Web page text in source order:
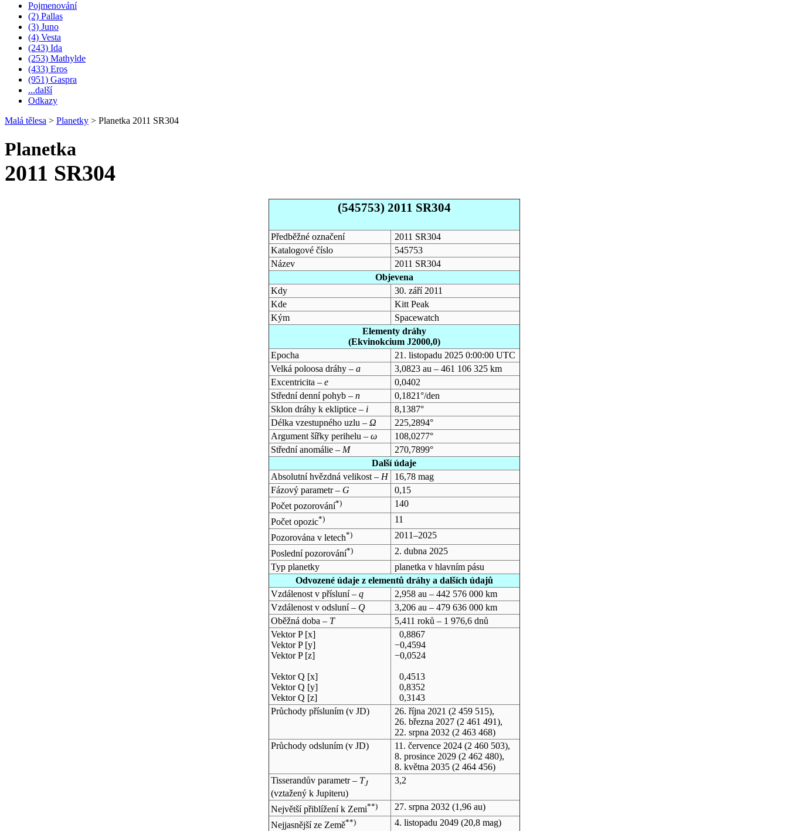
Pojmenování
(2) Pallas
(3) Juno
(4) Vesta
(243) Ida
(253) Mathylde
(433) Eros
(951) Gaspra
...další
Odkazy
Malá tělesa > Planetky > Planetka 2011 SR304
Planetka
2011 SR304
(545753) 2011 SR304
Předběžné označení
2011 SR304
Katalogové číslo
545753
Název
2011 SR304
Objevena
Kdy
30. září 2011
Kde
Kitt Peak
Kým
Spacewatch
Elementy dráhy
(Ekvinokcium J2000,0)
Epocha
21. listopadu 2025 0:00:00 UTC
Velká poloosa dráhy – a
3,0823 au – 461 106 325 km
Excentricita – e
0,0402
Střední denní pohyb – n
0,1821°/den
Sklon dráhy k ekliptice – i
8,1387°
Délka vzestupného uzlu – Ω
225,2894°
Argument šířky perihelu – ω
108,0277°
Střední anomálie – M
270,7899°
Další údaje
Absolutní hvězdná velikost – H
16,78 mag
Fázový parametr – G
0,15
Počet pozorování*)
140
Počet opozic*)
11
Pozorována v letech*)
2011–2025
Poslední pozorování*)
2. dubna 2025
Typ planetky
planetka v hlavním pásu
Odvozené údaje z elementů dráhy a dalších údajů
Vzdálenost v přísluní – q
2,958 au – 442 576 000 km
Vzdálenost v odsluní – Q
3,206 au – 479 636 000 km
Oběžná doba – T
5,411 roků – 1 976,6 dnů
Vektor P [x]
Vektor P [y]
Vektor P [z]
Vektor Q [x]
Vektor Q [y]
Vektor Q [z]
0,8867
−0,4594
−0,0524
0,4513
0,8352
0,3143
Průchody přísluním (v JD) 26. října 2021 (2 459 515),
26. března 2027(2 461 491),
22. srpna 2032 (2 463 468)
Průchody odsluním (v JD) 11. července 2024(2 460 503),
8. prosince 2029(2 462 480),
8. května 2035(2 464 456)
Tisserandův parametr – TJ
(vztažený k Jupiteru)
3,2
Největší přiblížení k Zemi**) 27. srpna 2032 (1,96 au)
Nejjasnější ze Země**) 4. listopadu 2049(20,8 mag)